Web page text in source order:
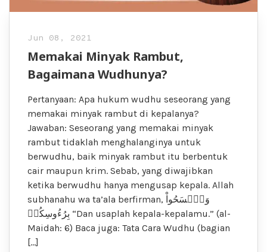
Jun 08, 2021
Memakai Minyak Rambut,
Bagaimana Wudhunya?
Pertanyaan: Apa hukum wudhu seseorang yang
memakai minyak rambut di kepalanya?
Jawaban: Seseorang yang memakai minyak
rambut tidaklah menghalanginya untuk
berwudhu, baik minyak rambut itu berbentuk
cair maupun krim. Sebab, yang diwajibkan
ketika berwudhu hanya mengusap kepala. Allah
subhanahu wa ta’ala berfirman, وَٱمۡسَحُواْ
بِرُءُوسِكُمۡ “Dan usaplah kepala-kepalamu.” (al-
Maidah: 6) Baca juga: Tata Cara Wudhu (bagian
[…]